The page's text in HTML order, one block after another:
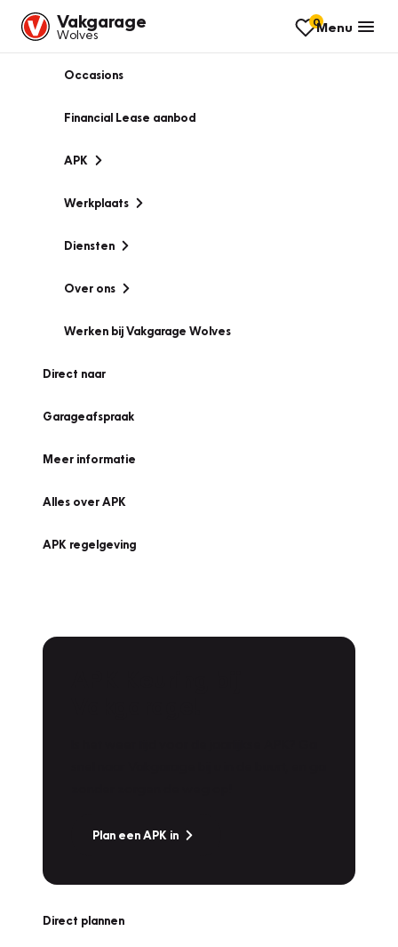
Vakgarage
Wolves
0Menu
Occasions
Financial Lease aanbod
APK
Werkplaats
Diensten
Over ons
Werken bij Vakgarage Wolves
Direct naar
Garageafspraak
Meer informatie
Alles over APK
APK regelgeving
Plan een APK in
Direct plannen